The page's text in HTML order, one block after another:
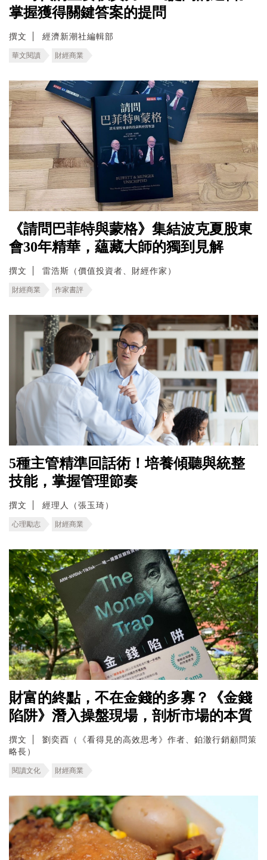
掌握獲得關鍵答案的提問
撰文 經濟新潮社編輯部
華文閱讀 財經商業
《請問巴菲特與蒙格》集結波克夏股東
會30年精華，蘊藏大師的獨到見解
撰文 雷浩斯（價值投資者、財經作家）
財經商業 作家書評
5種主管精準回話術！培養傾聽與統整
技能，掌握管理節奏
撰文 經理人（張玉琦）
心理勵志 財經商業
財富的終點，不在金錢的多寡？《金錢
陷阱》潛入操盤現場，剖析市場的本質
撰文
劉奕酉（《看得見的高效思考》作者、鉑澈行銷顧問策
略長）
閱讀文化 財經商業